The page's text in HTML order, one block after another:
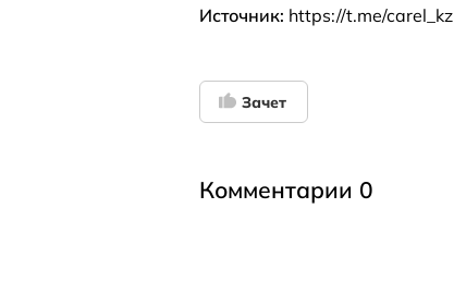
Источник: https://t.me/carel_kz
Зачет
Комментарии 0